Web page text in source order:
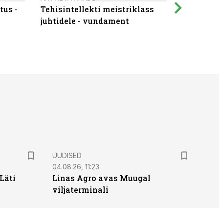
-
Tehisintellekti meistriklass
juhtidele - vundament
UUDISED
04.08.26, 11:23
Linas Agro avas Muugal
viljaterminali